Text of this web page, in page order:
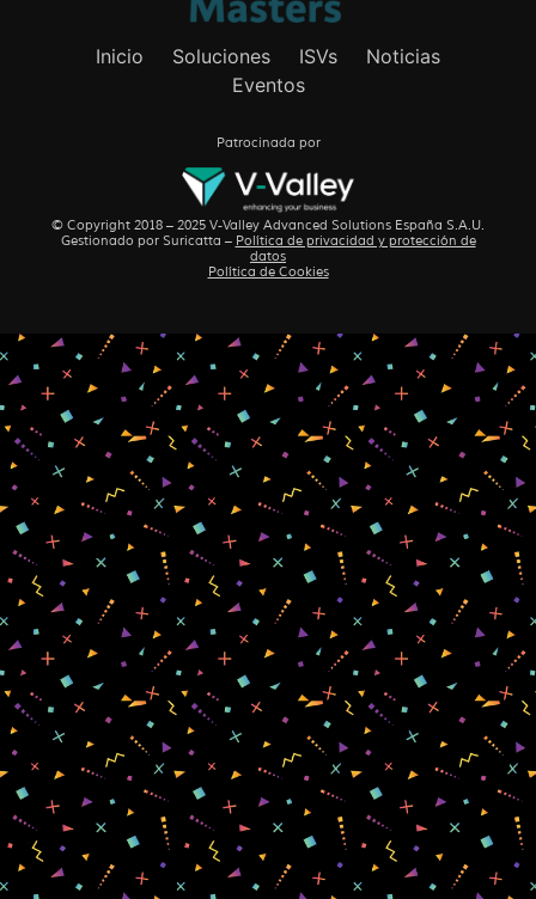
Inicio Soluciones ISVs
Noticias
Eventos
Patrocinada por
© Copyright 2018 – 2025 V-Valley Advanced Solutions España S.A.U.
Gestionado por Suricatta – Política de privacidad y protección de
datos
Política de Cookies